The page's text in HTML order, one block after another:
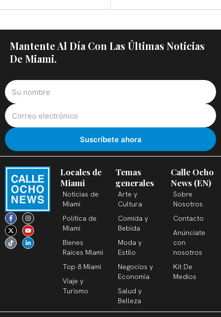
Mantente Al Día Con Las Últimas Noticias
De Miami.
F
a
c
e
b
o
o
I
n
s
t
a
g
r
X
-
t
w
i
t
t
Y
o
u
t
u
b
e
T
i
k
t
o
k
L
i
n
k
e
d
i
Locales de
Miami
Noticias de
Miami
Política de
Miami
Bienes
Raíces Miami
Top 8 Miami
Viaje y
Turismo
Temas
generales
Arte y
Cultura
Comida y
Bebida
Moda y
Estilo
Negocios y
Economia
Salud y
Belleza
Calle Ocho
News (EN)
Sobre
Nosotros
Contacto
Anúnciate
con
nosotros
Kit De
Medios